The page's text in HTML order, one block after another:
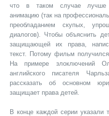
что в таком случае лучше
анимацию (так на
преобладанием скупых,
диалогов). Чтобы объяснить
защищающей их права,
текст. Потому фильм
На примере злоключений
английского писателя
рассказать об основном
защищает права детей.
В конце каждой серии указали